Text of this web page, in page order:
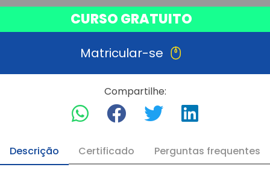
CURSO GRATUITO
Matricular-se
Compartilhe:
Descrição Certificado Perguntas frequentes